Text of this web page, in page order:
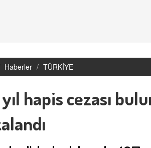
Haberler TÜRKİYE
yıl hapis cezası